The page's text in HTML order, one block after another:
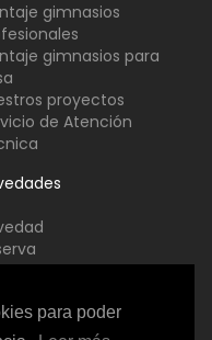
para poder
gimnasios
gimnasios para
proyectos
de Atención